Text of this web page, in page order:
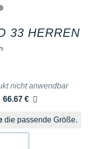
33 HERREN
nicht anwendbar
66.67 €
die passende Größe.